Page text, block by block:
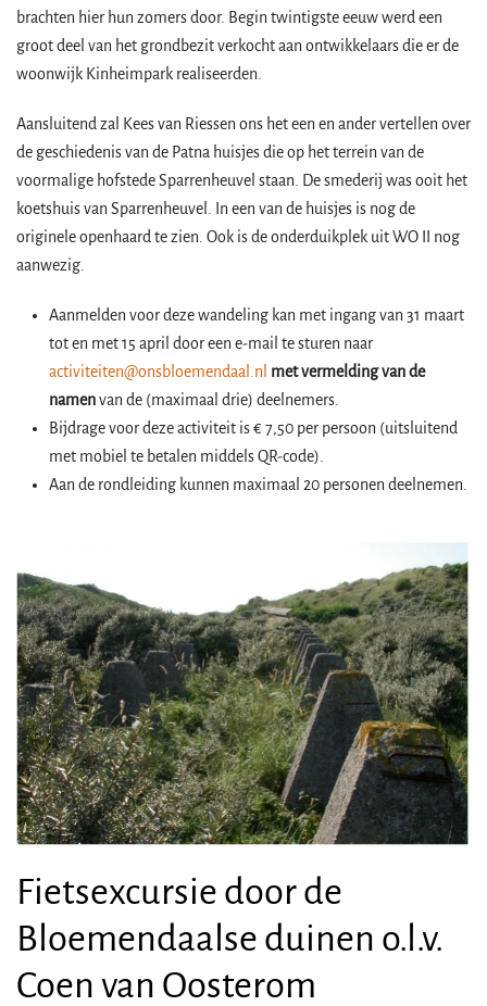
brachten hier hun zomers door. Begin twintigste eeuw werd een
groot deel van het grondbezit verkocht aan ontwikkelaars die er de
woonwijk Kinheimpark realiseerden.
Aansluitend zal Kees van Riessen ons het een en ander vertellen over
de geschiedenis van de Patna huisjes die op het terrein van de
voormalige hofstede Sparrenheuvel staan. De smederij was ooit het
koetshuis van Sparrenheuvel. In een van de huisjes is nog de
originele openhaard te zien. Ook is de onderduikplek uit WO II nog
aanwezig.
Aanmelden voor deze wandeling kan met ingang van 31 maart
tot en met 15 april door een e-mail te sturen naar
activiteiten@onsbloemendaal.nl met vermelding van de
namenvan de (maximaal drie) deelnemers.
Bijdrage voor deze activiteit is € 7,50 per persoon (uitsluitend
met mobiel te betalen middels QR-code).
Aan de rondleiding kunnen maximaal 20 personen deelnemen.
Fietsexcursie door de
Bloemendaalse duinen o.l.v.
Coen van Oosterom